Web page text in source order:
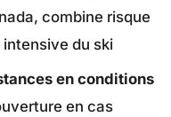
combine risque
du ski
en conditions
en cas